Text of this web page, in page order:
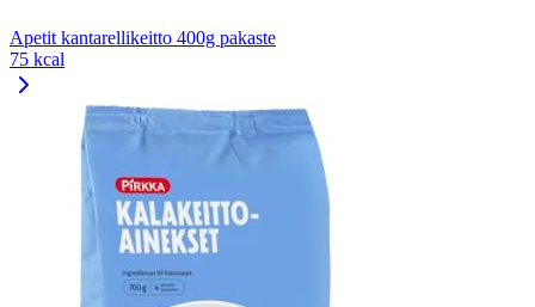
Apetit kantarellikeitto 400g pakaste
75 kcal